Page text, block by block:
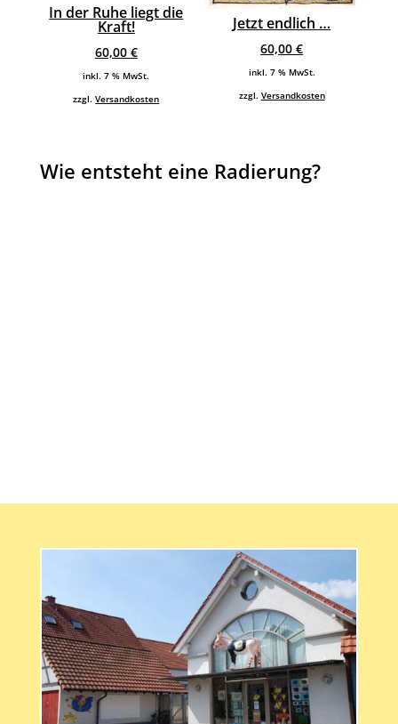
In der Ruhe liegt die
Kraft!
60,00 €
inkl. 7 % MwSt.
zzgl.Versandkosten
Jetzt endlich …
60,00€
inkl. 7 % MwSt.
zzgl. Versandkosten
Wie entsteht eine Radierung?